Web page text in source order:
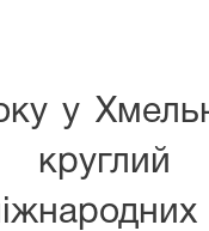
у
круглий